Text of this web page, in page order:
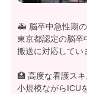
🚑 脳卒中急性期
東京都認定の脳卒
搬送に対応してい
🏥 高度な看護ス
小規模ながらICU